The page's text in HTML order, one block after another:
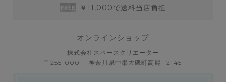
￥11,000で送料当店負担
オンラインショップ
株式会社スペースクリエーター
〒255-0001 神奈川県中郡大磯町高麗1-2-45